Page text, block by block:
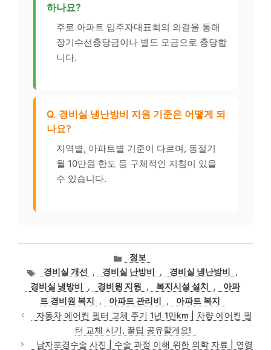
하나요?
주로 아파트 입주자대표회의 의결을 통해
장기수선충당금이나 별도 모금으로 충당합
니다.
Q. 경비실 냉난방비 지원 기준은 어떻게 되
나요?
지역별, 아파트별 기준이 다르며, 동절기
월 10만원 한도 등 구체적인 지침이 있을
수 있습니다.
카
테
고
리
정보
태
그
경비실 개선 , 경비실 난방비 , 경비실 냉난방비
,
경비실 냉방비
, 경비원 지원 , 복지시설 설치 ,
아파
트 경비원 복지
, 아파트 관리비 ,
아파트 복지
자동차 에어컨 필터 교체 주기 1년 1만km | 차량 에어컨 필
터 교체 시기, 꿀팁 공유할게요!
남자포경수술 사진 | 수술 과정 이해 위한 의학 자료 | 연령